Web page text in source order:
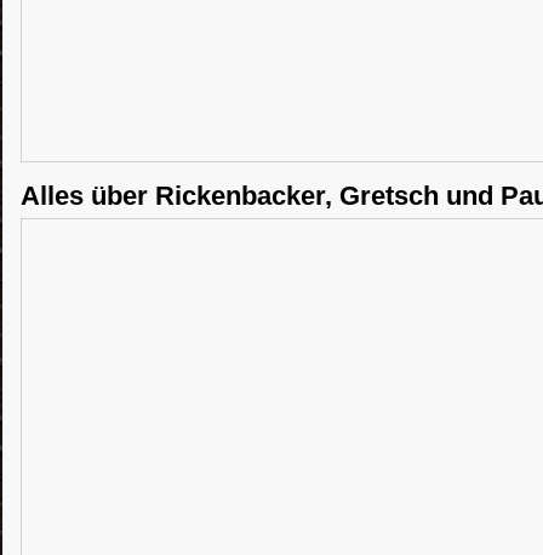
Alles über Rickenbacker, Gretsch und